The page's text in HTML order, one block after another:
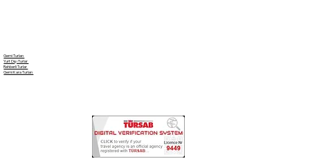
Gemi Turları
Yurt Dışı Turlar
Rehberli Turlar
Gemi Kara Turları